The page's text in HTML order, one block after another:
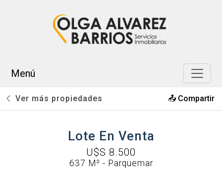
Miramar AR
Menú
Ver más propiedades 📤 Compartir
Lote En Venta
U$S 8.500
637 M² - Parquemar